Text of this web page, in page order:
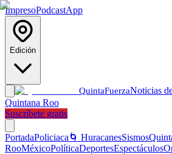
ImpresoPodcastApp
Edición
QuintaFuerzaNoticias
Quintana Roo
Suscríbete gratis
PortadaPoliciaca 🌀 HuracanesSismos
RooMéxicoPolíticaDeportesEspectáculos